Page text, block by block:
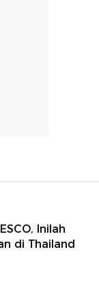
Inilah
di Thailand